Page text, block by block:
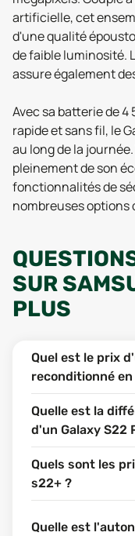
artificielle, cet
d'une qualité
de faible luminosité.
assure également
Avec sa batterie de
rapide et sans fil, le
au long de la
pleinement de son
fonctionnalités de
nombreuses options
SUR
PLUS
Quel est le prix
reconditionné
Quelle est la
d'un Galaxy S22
Quels sont les
s22+ ?
Quelle est